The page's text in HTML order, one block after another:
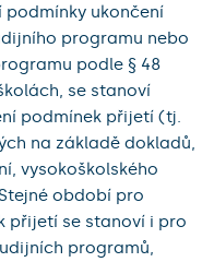
ukončení
programu nebo
podle § 48
se stanoví
podmínek přijetí (tj.
na základě dokladů,
vysokoškolského
období pro
přijetí se stanoví i pro
programů,